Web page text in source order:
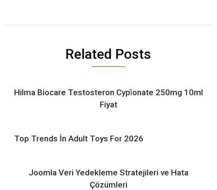
Related Posts
Hilma Biocare Testosteron Cypi̇onate 250mg 10ml
Fiyat
Top Trends İn Adult Toys For 2026
Joomla Veri Yedekleme Stratejileri ve Hata
Çözümleri